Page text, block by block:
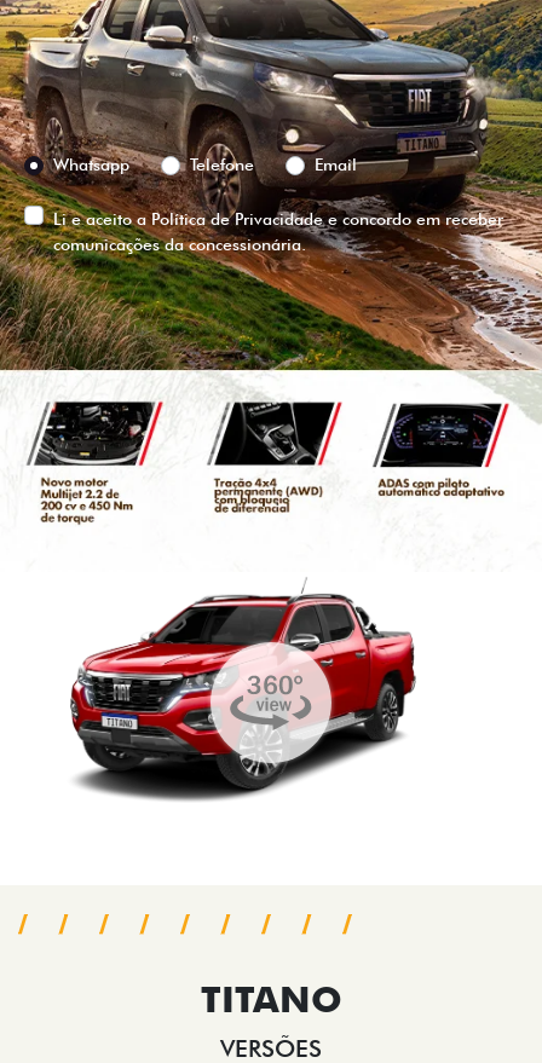
Versão escolhida
Preferência de contato:
Whatsapp
Telefone Email
Li e aceito aPolítica de Privacidadee concordo em receber
comunicações da concessionária.
ENTRAR EM CONTATO
VISUALIZE O
VEÍCULO EM
360°
TITANO
VERSÕES